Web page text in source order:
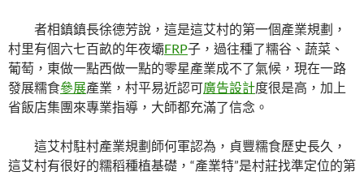
者相鎮鎮長徐德芳說，這是這艾村的第一個產業規劃，
村里有個六七百畝的年夜壩FRP子，過往種了糯谷、蔬菜、
葡萄，東做一點西做一點的零星產業成不了氣候，現在一路
發展糯食參展產業，村平易近認可廣告設計度很是高，加上
省飯店集團來專業指導，大師都充滿了信念。
這艾村駐村產業規劃師何軍認為，貞豐糯食歷史長久，
這艾村有很好的糯稻種植基礎，“產業特”是村莊找準定位的第